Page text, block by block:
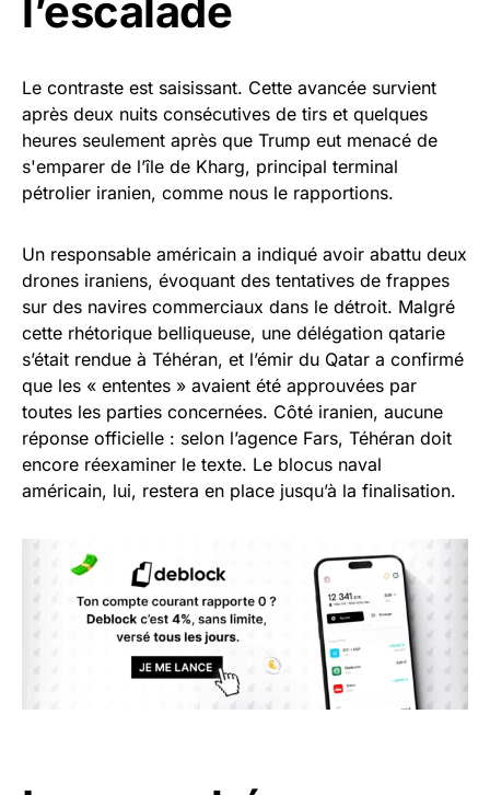
l’escalade
Le contraste est saisissant. Cette avancée survient
après deux nuits consécutives de tirs et quelques
heures seulement après que Trump eut menacé de
s'emparer de l’île de Kharg, principal terminal
pétrolier iranien, comme nous le rapportions.
Un responsable américain a indiqué avoir abattu deux
drones iraniens, évoquant des tentatives de frappes
sur des navires commerciaux dans le détroit. Malgré
cette rhétorique belliqueuse, une délégation qatarie
s’était rendue à Téhéran, et l’émir du Qatar a confirmé
que les « ententes » avaient été approuvées par
toutes les parties concernées. Côté iranien, aucune
réponse officielle : selon l’agence Fars, Téhéran doit
encore réexaminer le texte. Le blocus naval
américain, lui, restera en place jusqu’à la finalisation.